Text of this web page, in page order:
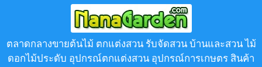
ตลาดกลางขายต้นไม้ ตกแต่งสวน รับจัดสวน บ้านและสวน ไม้
ดอกไม้ประดับ อุปกรณ์ตกแต่งสวน อุปกรณ์การเกษตร สินค้า